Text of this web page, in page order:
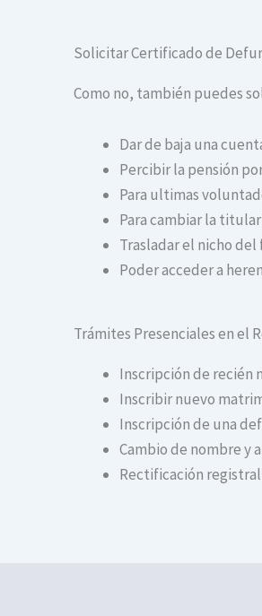
Solicitar Certificado de
Como no, también puedes
Dar de baja una
Percibir la pensión
Para ultimas
Para cambiar la
Trasladar el nicho
Poder acceder a
Trámites Presenciales en el
Inscripción de recién
Inscribir nuevo
Inscripción de una
Cambio de nombre y
Rectificación registral